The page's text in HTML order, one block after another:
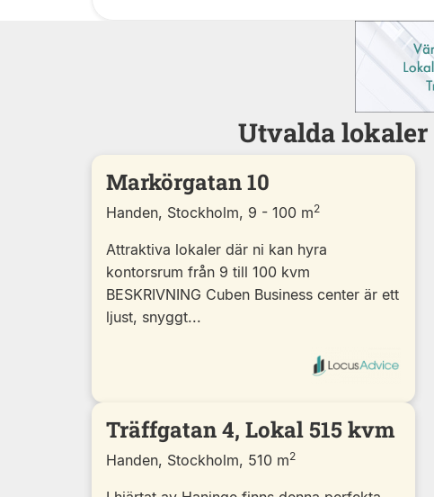
Utvalda lokaler
Markörgatan 10
Handen, Stockholm, 9 - 100 m2
Attraktiva lokaler där ni kan hyra
kontorsrum från 9 till 100 kvm
BESKRIVNING Cuben Business center är ett
ljust, snyggt...
Träffgatan 4, Lokal 515 kvm
Handen, Stockholm, 510 m2